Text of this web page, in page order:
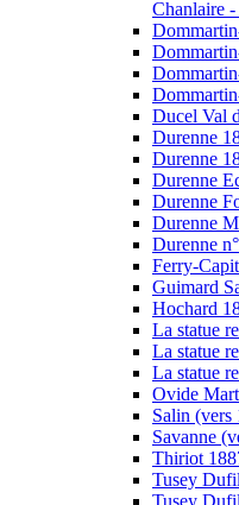
Chanlaire
Ducel Val
Durenne
Durenne
Durenne
Durenne
Durenne
Durenne
Ferry-
Guimard
Hochard
La statue
La statue
La statue
Ovide
Salin (vers
Savanne
Thiriot
Tusey
Tusey